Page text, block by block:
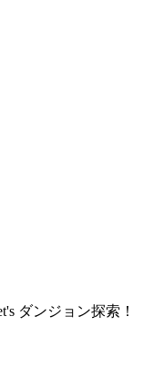
ダンジョン探索！